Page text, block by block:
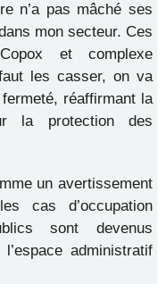
n’a pas mâché ses
mon secteur. Ces
et complexe
les casser, on va
réaffirmant la
la protection des
un avertissement
cas d’occupation
sont devenus
administratif